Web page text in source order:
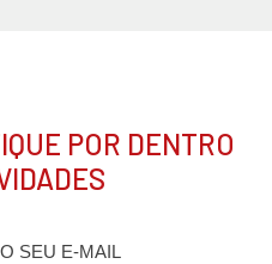
POR DENTRO